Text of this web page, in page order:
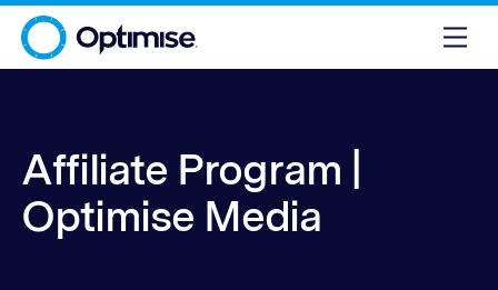
Affiliate Program |
Optimise Media